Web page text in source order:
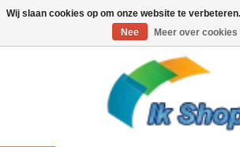
0
Wij slaan cookies op om onze website te
Nee
Meer over cookies